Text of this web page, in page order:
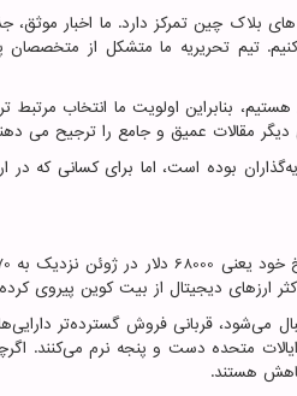
های بلاک چین تمرکز دارد. ما اخبار
تیم تحریریه ما متشکل از
بنابراین اولویت ما انتخاب
مقالات عمیق و جامع را ترجیح می
بوده است، اما برای کسانی که در
ارزهای دیجیتال از بیت کوین پیروی
می‌شود، قربانی فروش گسترده‌تر
متحده دست و پنجه نرم می‌کنند.
هستند.